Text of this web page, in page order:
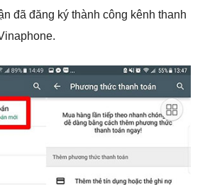
đã đăng ký thành công kênh thanh